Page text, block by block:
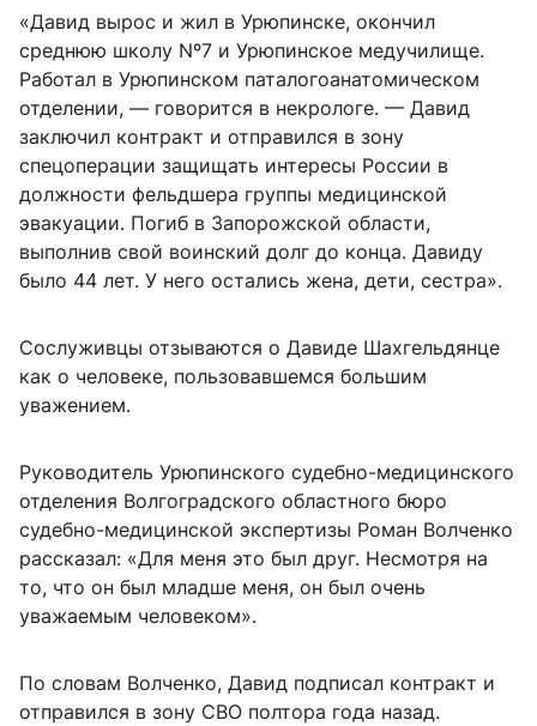
«Давид вырос и жил в Урюпинске, окончил
среднюю школу Nº7 и Урюпинское медучилище.
Работал в Урюпинском паталогоанатомическом
отделении, — говорится в некрологе. — Давид
заключил контракт и отправился в зону
спецоперации защищать интересы России в
должности фельдшера группы медицинской
эвакуации. Погиб в Запорожской области,
выполнив свой воинский долг до конца. Давиду
было 44 лет. У него остались жена, дети, сестра».
Сослуживцы отзываются о Давиде Шахгельдянце
как о человеке, пользовавшемся большим
уважением.
Руководитель Урюпинского судебно-медицинского
отделения Волгоградского областного бюро
судебно-медицинской экспертизы Роман Волченко
рассказал: «Для меня это был друг. Несмотря на
то, что он был младше меня, он был очень
уважаемым человеком».
По словам Волченко, Давид подписал контракт и
отправился в зону СВО полтора года назад.